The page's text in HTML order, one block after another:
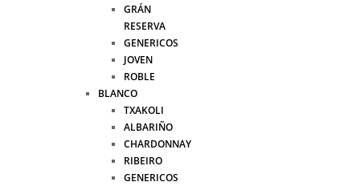
GRÁN
RESERVA
GENERICOS
JOVEN
ROBLE
BLANCO
TXAKOLI
ALBARIÑO
CHARDONNAY
RIBEIRO
GENERICOS